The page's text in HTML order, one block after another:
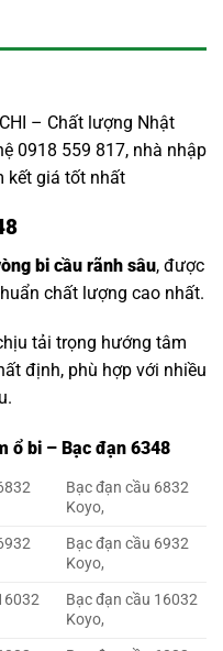
– Chất lượng Nhật
0918 559 817, nhà nhập
kết giá tốt nhất
bi cầu rãnh sâu, được
chất lượng cao nhất.
tải trọng hướng tâm
định, phù hợp với nhiều
ổ bi – Bạc đạn 6348
Bạc đạn cầu 6832
Koyo,
Bạc đạn cầu 6932
Koyo,
Bạc đạn cầu 16032
Koyo,